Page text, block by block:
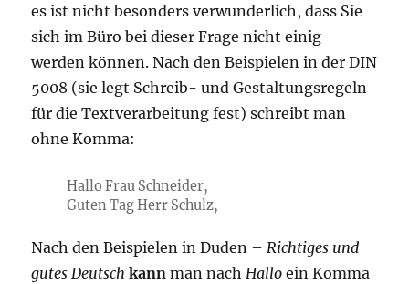
es ist nicht besonders verwunderlich, dass Sie
sich im Büro bei dieser Frage nicht einig
werden können. Nach den Beispielen in der DIN
5008 (sie legt Schreib- und Gestaltungsregeln
für die Textverarbeitung fest) schreibt man
ohne Komma:
Hallo Frau Schneider,
Guten Tag Herr Schulz,
Nach den Beispielen in Duden –Richtiges und
gutes Deutsch kann man nachHallo ein Komma